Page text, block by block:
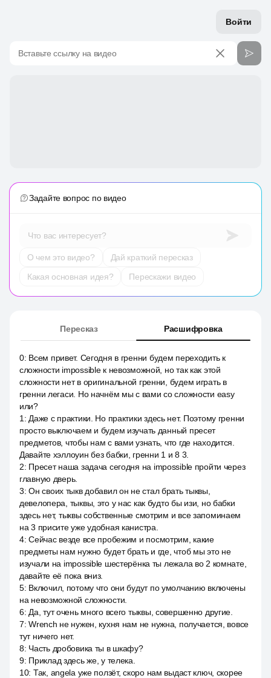
Войти
Вставьте ссылку на видео
Задайте вопрос по видео
Что вас интересует?
О чем это видео?
Дай краткий пересказ
Какая основная идея?
Перескажи видео
Пересказ Расшифровка
0: Всем привет. Сегодня в гренни будем переходить к
сложности impossible к невозможной, но так как этой
сложности нет в оригинальной гренни, будем играть в
гренни легаси. Но начнём мы с вами со сложности easy
или?
1 : Даже с практики. Но практики здесь нет. Поэтому гренни
просто выключаем и будем изучать данный пресет
предметов, чтобы нам с вами узнать, что где находится.
Давайте хэллоуин без бабки, гренни 1 и 8 3.
2: Пресет наша задача сегодня на impossible пройти через
главную дверь.
3:Он своих тыкв добавил он не стал брать тыквы,
девелопера, тыквы, это у нас как будто бы изи, но бабки
здесь нет, тыквы собственные смотрим и все запоминаем
на 3 присите уже удобная канистра.
4:Сейчас везде все пробежим и посмотрим, какие
предметы нам нужно будет брать и где, чтоб мы это не
изучали на impossible шестерёнка ты лежала во 2 комнате,
давайте её пока вниз.
5: Включил, потому что они будут по умолчанию включены
на невозможной сложности.
6: Да, тут очень много всего тыквы, совершенно другие.
7:Wrench не нужен, кухня нам не нужна, получается, вовсе
тут ничего нет.
8: Часть дробовика ты в шкафу?
9: Приклад здесь же, у телека.
10: Так, angela уже ползёт, скоро нам выдаст ключ, скорее